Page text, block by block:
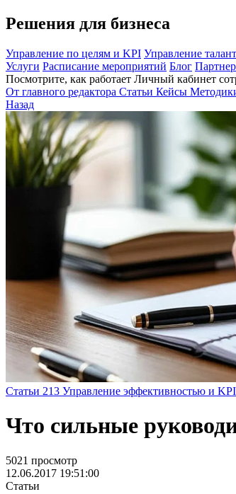
Решения для бизнеса
Управление по целям и KPI Управление
Услуги Расписание мероприятий Блог
Посмотрите, как работает Личный кабинет
От главного редактора Статьи Кейсы
Назад
Статьи 213 Управление эффективностью и KPI
Что сильные
5021 просмотр
12.06.2017 19:51:00
Статьи